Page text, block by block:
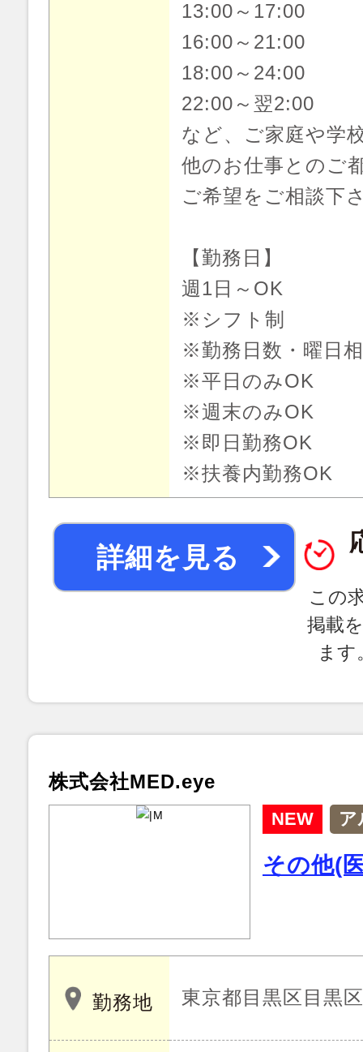
13:00～17:00
16:00～21:00
18:00～24:00
22:00～翌2:00
など、ご家庭や学
他のお仕事とのご
ご希望をご相談下
【勤務日】
週1日～OK
※シフト制
※勤務日数・曜日
※平日のみOK
※週末のみOK
※即日勤務OK
※扶養内勤務OK
詳細を見る
この
掲載
ま
株式会社MED.eye
NEW ア
その他(
勤務地 東京都目黒区目黒区